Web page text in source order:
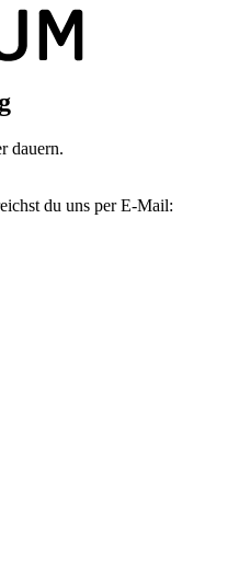
dauern.
du uns per E-Mail: